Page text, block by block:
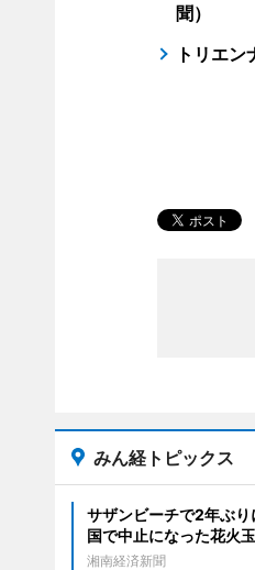
聞）
トリエ
みん経トピックス
サザンビーチで2年ぶ
国で中止になった花火
湘南経済新聞